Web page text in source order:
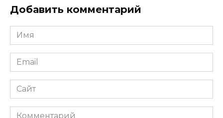
Добавить комментарий
Имя
*
Email
*
Сайт
Комментарий